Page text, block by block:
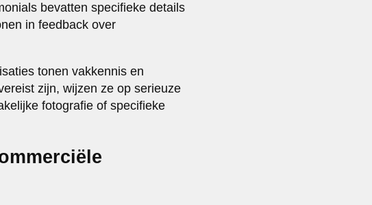
bevatten specifieke details
in feedback over
tonen vakkennis en
zijn, wijzen ze op serieuze
fotografie of specifieke